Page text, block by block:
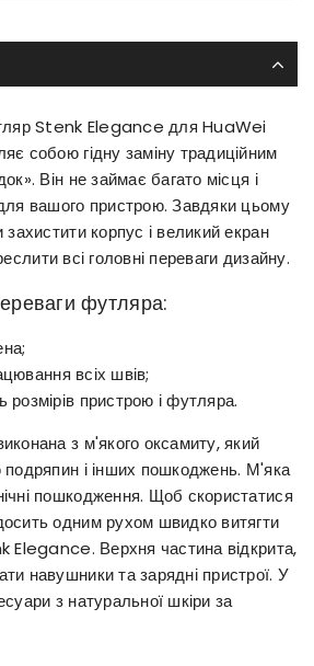
Stenk Elegance для HuaWei
собою гідну заміну традиційним
Він не займає багато місця і
вашого пристрою. Завдяки цьому
корпус і великий екран
всі головні переваги дизайну.
футляра:
всіх швів;
розмірів пристрою і футляра.
з м'якого оксамиту, який
подряпин і інших пошкоджень. М'яка
пошкодження. Щоб скористатися
одним рухом швидко витягти
Elegance. Верхня частина відкрита,
навушники та зарядні пристрої. У
з натуральної шкіри за